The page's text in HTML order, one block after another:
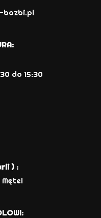
bozbi.pl
do 15:30
) :
Mętel